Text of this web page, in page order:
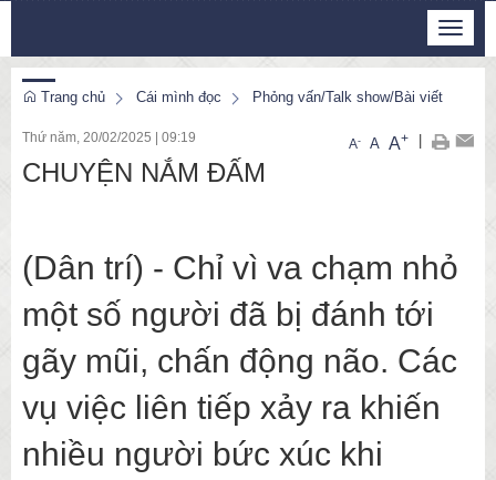
Toggle
Trang chủ Cái mình đọc Phỏng vấn/Talk show/Bài viết
Thứ năm, 20/02/2025 09:19 A- A A+
CHUYỆN NẮM ĐẤM
(Dân trí) - Chỉ vì va chạm nhỏ
một số người đã bị đánh tới
gãy mũi, chấn động não. Các
vụ việc liên tiếp xảy ra khiến
nhiều người bức xúc khi